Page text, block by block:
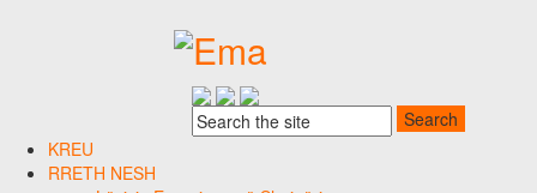
KREU
RRETH NESH